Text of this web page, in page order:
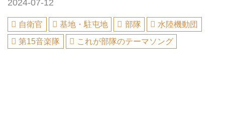
2024-07-12
自衛官 基地・駐屯地 部隊
水陸機動団
第15音楽隊
これが部隊のテーマソング